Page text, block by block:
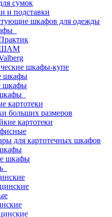
сумок
и подставки
шкафов для одежды
ШАМ
шкафы-купе
шкафы
шкафы
картотеки
больших размеров
картотеки
для картотечных шкафов
шкафы